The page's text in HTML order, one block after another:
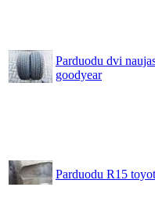
Parduodu dvi
goodyear
Parduodu R15